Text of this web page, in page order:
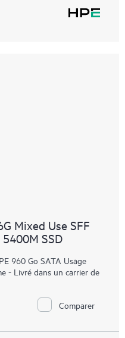
Mixed Use SFF
SSD
960 Go SATA Usage
- Livré dans un carrier de
Comparer